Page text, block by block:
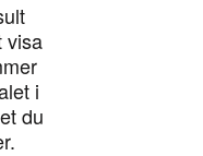
visa
i
du